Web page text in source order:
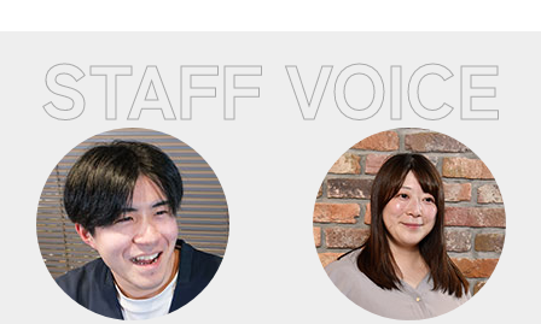
STAFF VOICE